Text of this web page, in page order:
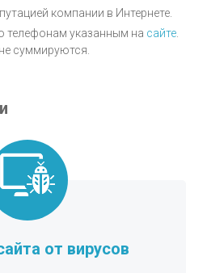
компании в Интернете.
телефонам указанным на сайте
суммируются.
от вирусов